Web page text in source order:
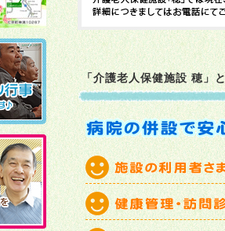
2026年01月06日
2025年12月19日
2025年12月02日
2025年11月21日
「介護老人保健施設 穂」